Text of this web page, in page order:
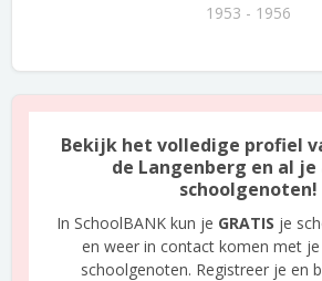
1953 - 1956
Bekijk het volledige profiel
de Langenberg en al je
schoolgenoten!
In SchoolBANK kun je GRATIS je
en weer in contact komen met
schoolgenoten. Registreer je en